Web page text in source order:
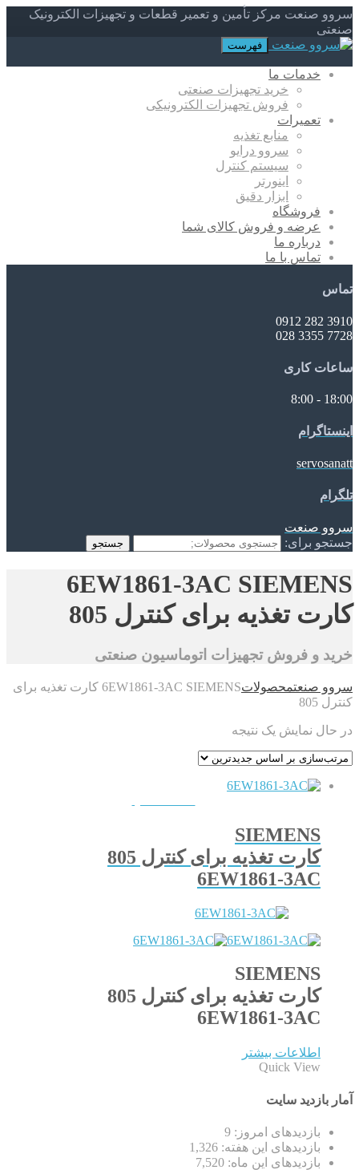
سروو صنعت مرکز تأمین و تعمیر قطعات و تجهیزات الکترونیک
صنعتی
فهرست
خدمات ما
خرید تجهیزات صنعتی
فروش تجهیزات الکترونیکی
تعمیرات
منابع تغذیه
سروو درایو
سیستم کنترل
اینورتر
ابزار دقیق
فروشگاه
عرضه و فروش کالای شما
درباره ما
تماس با ما
تماس
3910 282 0912
7728 3355 028
ساعات کاری
18:00 - 8:00
اینستاگرام
servosanatt
تلگرام
سروو صنعت
جستجو برای:
جستجو
6EW1861-3AC SIEMENS
کارت تغذیه برای کنترل 805
خرید و فروش تجهیزات اتوماسیون صنعتی
سروو صنعتمحصولات
6EW1861-3AC SIEMENS کارت تغذیه برای
کنترل 805
در حال نمایش یک نتیجه
SIEMENS
کارت تغذیه برای کنترل 805
6EW1861-3AC
SIEMENS
کارت تغذیه برای کنترل 805
6EW1861-3AC
اطلاعات بیشتر
Quick View
آمار بازدید سایت
بازدیدهای امروز: 9
بازدیدهای این هفته: 1,326
بازدیدهای این ماه: 7,520